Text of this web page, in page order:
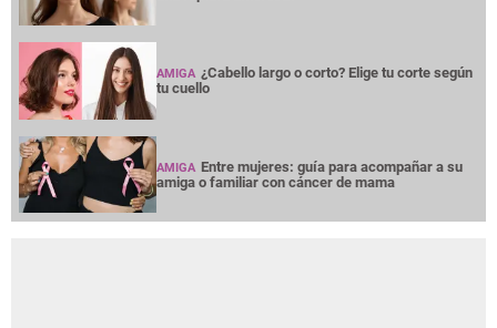
AMIGA ¿Cabello largo o corto? Elige tu corte según
tu cuello
AMIGA Entre mujeres: guía para acompañar a su
amiga o familiar con cáncer de mama